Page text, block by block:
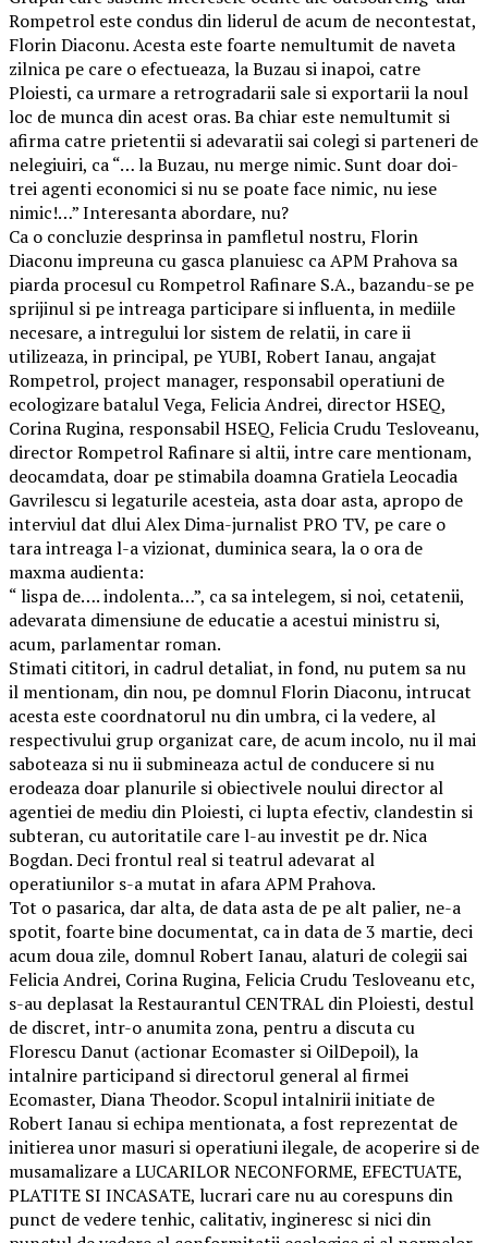
Rompetrol este condus din liderul de acum de necontestat,
Florin Diaconu. Acesta este foarte nemultumit de naveta
zilnica pe care o efectueaza, la Buzau si inapoi, catre
Ploiesti, ca urmare a retrogradarii sale si exportarii la noul
loc de munca din acest oras. Ba chiar este nemultumit si
afirma catre prietentii si adevaratii sai colegi si parteneri de
nelegiuiri, ca “… la Buzau, nu merge nimic. Sunt doar doi-
trei agenti economici si nu se poate face nimic, nu iese
nimic!…” Interesanta abordare, nu?
Ca o concluzie desprinsa in pamfletul nostru, Florin
Diaconu impreuna cu gasca planuiesc ca APM Prahova sa
piarda procesul cu Rompetrol Rafinare S.A., bazandu-se pe
sprijinul si pe intreaga participare si influenta, in mediile
necesare, a intregului lor sistem de relatii, in care ii
utilizeaza, in principal, pe YUBI, Robert Ianau, angajat
Rompetrol, project manager, responsabil operatiuni de
ecologizare batalul Vega, Felicia Andrei, director HSEQ,
Corina Rugina, responsabil HSEQ, Felicia Crudu Tesloveanu,
director Rompetrol Rafinare si altii, intre care mentionam,
deocamdata, doar pe stimabila doamna Gratiela Leocadia
Gavrilescu si legaturile acesteia, asta doar asta, apropo de
interviul dat dlui Alex Dima-jurnalist PRO TV, pe care o
tara intreaga l-a vizionat, duminica seara, la o ora de
maxma audienta:
“ lispa de…. indolenta…”, ca sa intelegem, si noi, cetatenii,
adevarata dimensiune de educatie a acestui ministru si,
acum, parlamentar roman.
Stimati cititori, in cadrul detaliat, in fond, nu putem sa nu
il mentionam, din nou, pe domnul Florin Diaconu, intrucat
acesta este coordnatorul nu din umbra, ci la vedere, al
respectivului grup organizat care, de acum incolo, nu il mai
saboteaza si nu ii submineaza actul de conducere si nu
erodeaza doar planurile si obiectivele noului director al
agentiei de mediu din Ploiesti, ci lupta efectiv, clandestin si
subteran, cu autoritatile care l-au investit pe dr. Nica
Bogdan. Deci frontul real si teatrul adevarat al
operatiunilor s-a mutat in afara APM Prahova.
Tot o pasarica, dar alta, de data asta de pe alt palier, ne-a
spotit, foarte bine documentat, ca in data de 3 martie, deci
acum doua zile, domnul Robert Ianau, alaturi de colegii sai
Felicia Andrei, Corina Rugina, Felicia Crudu Tesloveanu etc,
s-au deplasat la Restaurantul CENTRAL din Ploiesti, destul
de discret, intr-o anumita zona, pentru a discuta cu
Florescu Danut (actionar Ecomaster si OilDepoil), la
intalnire participand si directorul general al firmei
Ecomaster, Diana Theodor. Scopul intalnirii initiate de
Robert Ianau si echipa mentionata, a fost reprezentat de
initierea unor masuri si operatiuni ilegale, de acoperire si de
musamalizare a LUCARILOR NECONFORME, EFECTUATE,
PLATITE SI INCASATE, lucrari care nu au corespuns din
punct de vedere tenhic, calitativ, ingineresc si nici din